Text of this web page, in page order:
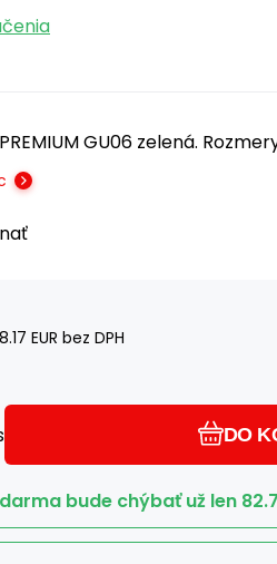
GU06 zelená.
8.17 EUR bez DPH
DO
bude chýbať už len